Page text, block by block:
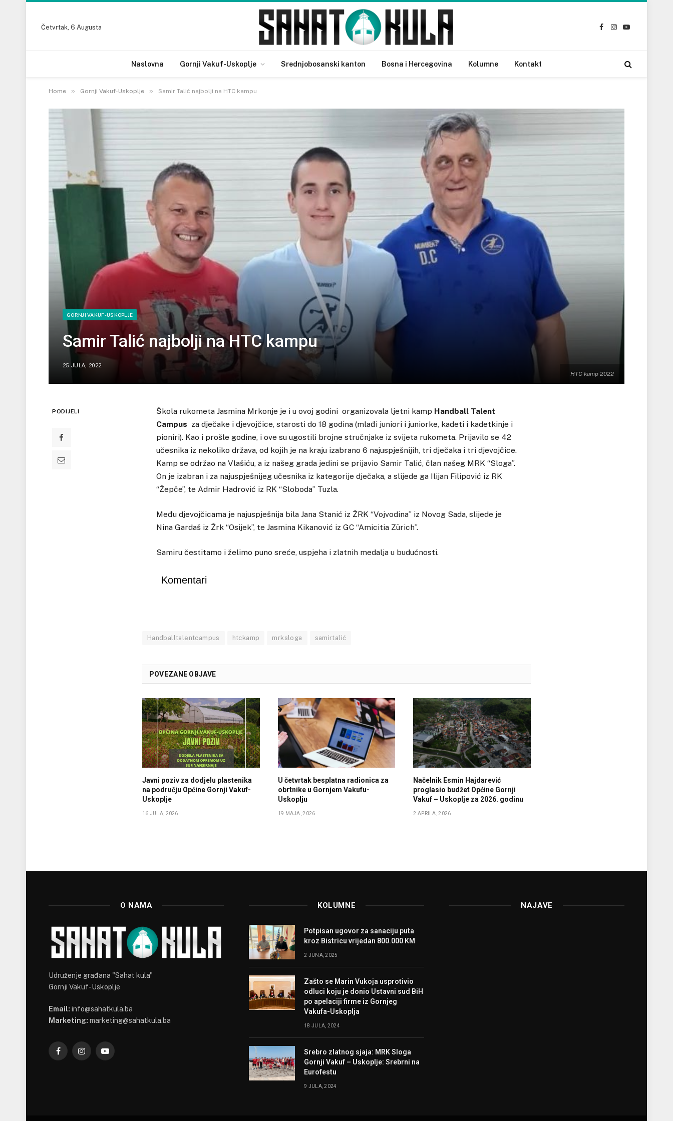
Četvrtak, 6 Augusta
Facebook
Instagram
YouTube
Naslovna Gornji Vakuf-Uskoplje Srednjobosanski kanton Bosna i Hercegovina Kolumne Kontakt
Home » Gornji Vakuf-Uskoplje » Samir Talić najbolji na HTC kampu
HTC kamp 2022
GORNJI VAKUF-USKOPLJE
Samir Talić najbolji na HTC kampu
25 JULA, 2022
PODIJELI Škola rukometa Jasmina Mrkonje je i u ovoj godini organizovala ljetni kamp Handball Talent
Campus za dječake i djevojčice, starosti do 18 godina (mlađi juniori i juniorke, kadeti i kadetkinje i
pioniri). Kao i prošle godine, i ove su ugostili brojne stručnjake iz svijeta rukometa. Prijavilo se 42
učesnika iz nekoliko država, od kojih je na kraju izabrano 6 najuspješnijih, tri dječaka i tri djevojčice.
Kamp se održao na Vlašiću, a iz našeg grada jedini se prijavio Samir Talić, član našeg MRK “Sloga”.
On je izabran i za najuspješnijeg učesnika iz kategorije dječaka, a slijede ga Ilijan Filipović iz RK
“Žepče”, te Admir Hadrović iz RK “Sloboda” Tuzla.
Među djevojčicama je najuspješnija bila Jana Stanić iz ŽRK “Vojvodina” iz Novog Sada, slijede je
Nina Gardaš iz Žrk “Osijek”, te Jasmina Kikanović iz GC “Amicitia Zürich”.
Samiru čestitamo i želimo puno sreće, uspjeha i zlatnih medalja u budućnosti.
Komentari
Handballtalentcampus htckamp mrksloga samirtalić
POVEZANE OBJAVE
Javni poziv za dodjelu plastenika
na području Općine Gornji Vakuf-
Uskoplje
16 JULA, 2026
U četvrtak besplatna radionica za
obrtnike u Gornjem Vakufu-
Uskoplju
19 MAJA, 2026
Načelnik Esmin Hajdarević
proglasio budžet Općine Gornji
Vakuf – Uskoplje za 2026. godinu
2 APRILA, 2026
O NAMA
Udruženje građana "Sahat kula"
Gornji Vakuf-Uskoplje
Email: info@sahatkula.ba
Marketing: marketing@sahatkula.ba
FacebookInstagramYouTube
KOLUMNE
Potpisan ugovor za sanaciju puta
kroz Bistricu vrijedan 800.000 KM
2 JUNA, 2025
Zašto se Marin Vukoja usprotivio
odluci koju je donio Ustavni sud BiH
po apelaciji firme iz Gornjeg
Vakufa-Uskoplja
18 JULA, 2024
Srebro zlatnog sjaja: MRK Sloga
Gornji Vakuf – Uskoplje: Srebrni na
Eurofestu
9 JULA, 2024
NAJAVE